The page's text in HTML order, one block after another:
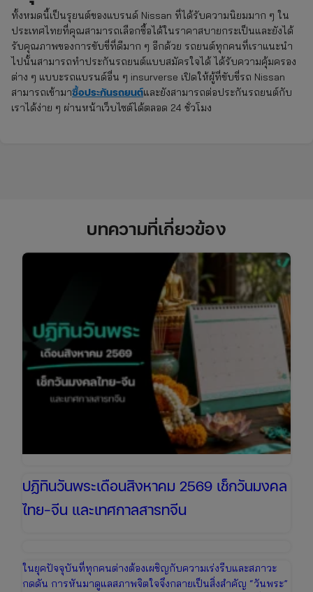
ทั้งหมดนี้เป็นรุยนต์ของแบรนด์ Nissan ที่ได้รับความนิยมมาก ๆ ใน
ประเทศไทยที่คุณสามารถเลือกซื้อได้ในราคาสบายกระเป็นและยังได้
รับคุณภาพของการขับขี่ที่ดีมาก ๆ อีกด้วย รถยนต์ทุกคนที่เราแนะนำ
ไปนั้นสามารถทำประกันรถยนต์แบบสมัครใจได้ ได้รับความคุ้มครอง
ต่าง ๆ แบบะรถแบรนด์อื่น ๆ insurverse เปิดให้ผู้ที่ขับขี่รถ Nissan
สามารถเข้ามาซื้อประกันรถยนต์และยังสามารถต่อประกันรถยนต์กับ
เราได้ง่าย ๆ ผ่านหน้าเว็บไซต์ได้ตลอด 24 ชั่วโมง
บทความที่เกี่ยวข้อง
ปฏิทินวันพระเดือนสิงหาคม 2569 เช็กวันมงคล
ไทย-จีน และเทศกาลสารทจีน
ในยุคปัจจุบันที่ทุกคนต่างต้องเผชิญกับความเร่งรีบและสภาวะ
กดดัน การหันมาดูแลสภาพจิตใจจึงกลายเป็นสิ่งสำคัญ “วันพระ”